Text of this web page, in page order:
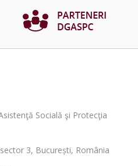
Socială şi Protecţia
3, București, România